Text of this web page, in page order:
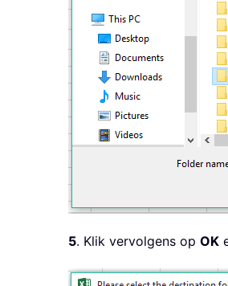
5. Klik vervolgens op OK